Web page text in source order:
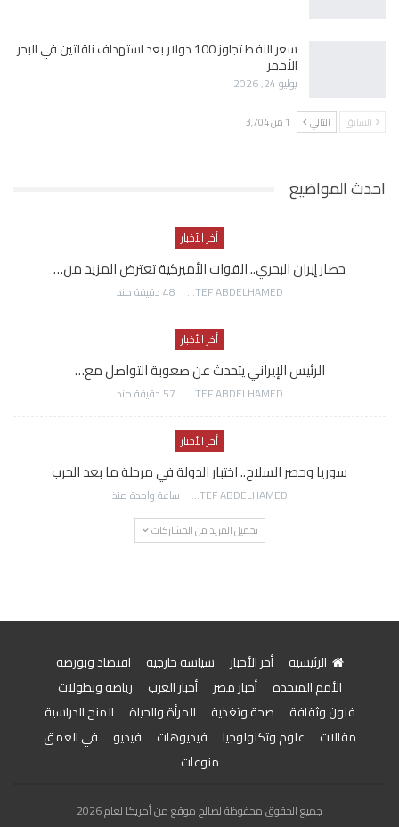
سعر النفط تجاوز 100 دولار بعد استهداف ناقلتين في البحر
الأحمر
يوليو 24, 2026
السابق التالي 1 من 3٬704
احدث المواضيع
أخر الأخبار
حصار إيران البحري.. القوات الأميركية تعترض المزيد من…
AWATEF ABDELHAMED 48 دقيقة منذ
أخر الأخبار
الرئيس الإيراني يتحدث عن صعوبة التواصل مع…
AWATEF ABDELHAMED 57 دقيقة منذ
أخر الأخبار
سوريا وحصر السلاح.. اختبار الدولة في مرحلة ما بعد الحرب
AWATEF ABDELHAMED ساعة واحدة منذ
تحميل المزيد من المشاركات
الرئيسية أخر الأخبار سياسة خارجية
اقتصاد وبورصة
الأمم المتحدة
أخبار مصر أخبار العرب
رياضة وبطولات
فنون وثقافة
صحة وتغذية المرأة والحياة
المنح الدراسية
مقالات
علوم وتكنولوجيا فيديوهات فيديو
في العمق
منوعات
جميع الحقوق محفوظة لصالح موقع من أمريكا لعام 2026